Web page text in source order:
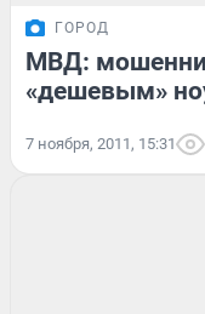
ГОРОД
МВД:
«дешевым»
7 ноября, 2011, 15:31